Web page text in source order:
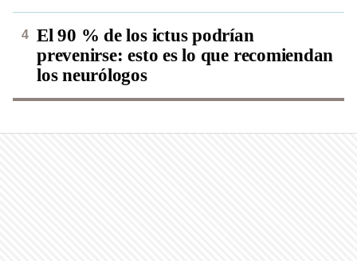
El 90 % de los ictus podrían
prevenirse: esto es lo que recomiendan
los neurólogos